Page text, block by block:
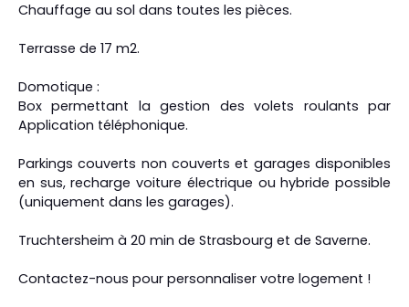
Chauffage au sol dans toutes les pièces.
Terrasse de 17 m2.
Domotique :
Box permettant la gestion des volets roulants par
Application téléphonique.
Parkings couverts non couverts et garages disponibles
en sus, recharge voiture électrique ou hybride possible
(uniquement dans les garages).
Truchtersheim à 20 min de Strasbourg et de Saverne.
Contactez-nous pour personnaliser votre logement !